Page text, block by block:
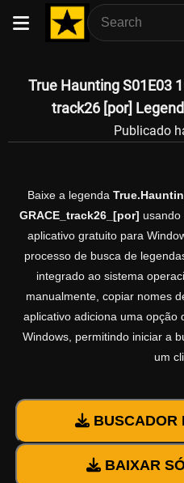
True Haunting S01E03
track26 [por]
Publicado
Baixe a legenda
GRACE_track26_[por] usando
aplicativo gratuito para
processo de busca de
integrado ao sistema
manualmente, copiar nomes
aplicativo adiciona uma opção
Windows, permitindo iniciar a
um
BUSCADOR
BAIXAR